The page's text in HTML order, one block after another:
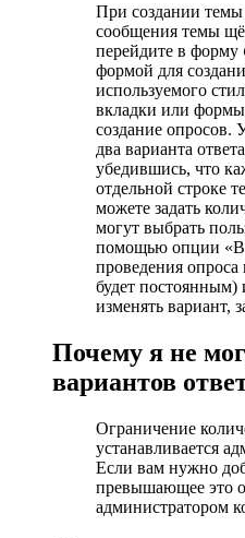
При создании темы
сообщения темы
перейдите в форму
формой для
используемого
вкладки или
создание
два варианта
убедившись, что
отдельной строке
можете задать
могут выбрать
помощью опции
проведения опроса
будет постоянным)
изменять вариант,
Почему я не
вариантов
Ограничение
устанавливается
Если вам нужно
превышающее это
администратором